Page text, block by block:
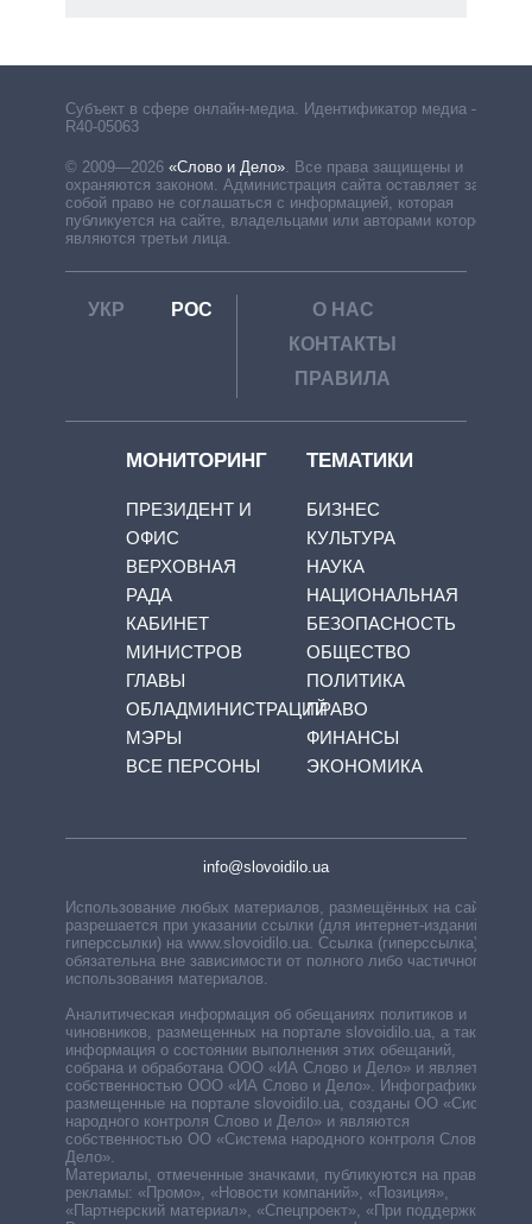
Субъект в сфере онлайн-медиа. Идентификатор медиа –
R40-05063
© 2009—2026 «Слово и Дело». Все права защищены и
охраняются законом. Администрация сайта оставляет за
собой право не соглашаться с информацией, которая
публикуется на сайте, владельцами или авторами которой
являются третьи лица.
УКР РОС
О НАС
КОНТАКТЫ
ПРАВИЛА
МОНИТОРИНГ
ПРЕЗИДЕНТ И
ОФИС
ВЕРХОВНАЯ
РАДА
КАБИНЕТ
МИНИСТРОВ
ГЛАВЫ
ОБЛАДМИНИСТРАЦИЙ
МЭРЫ
ВСЕ ПЕРСОНЫ
ТЕМАТИКИ
БИЗНЕС
КУЛЬТУРА
НАУКА
НАЦИОНАЛЬНАЯ
БЕЗОПАСНОСТЬ
ОБЩЕСТВО
ПОЛИТИКА
ПРАВО
ФИНАНСЫ
ЭКОНОМИКА
info@slovoidilo.ua
Использование любых материалов, размещённых на сайте,
разрешается при указании ссылки (для интернет-изданий —
гиперссылки) на www.slovoidilo.ua. Ссылка (гиперссылка)
обязательна вне зависимости от полного либо частичного
использования материалов.
Аналитическая информация об обещаниях политиков и
чиновников, размещенных на портале slovoidilo.ua, а также
информация о состоянии выполнения этих обещаний,
собрана и обработана ООО «ИА Слово и Дело» и является
собственностью ООО «ИА Слово и Дело». Инфографики,
размещенные на портале slovoidilo.ua, созданы ОО «Система
народного контроля Слово и Дело» и являются
собственностью ОО «Система народного контроля Слово и
Дело».
Материалы, отмеченные значками, публикуются на правах
рекламы: «Промо», «Новости компаний», «Позиция»,
«Партнерский материал», «Спецпроект», «При поддержке».